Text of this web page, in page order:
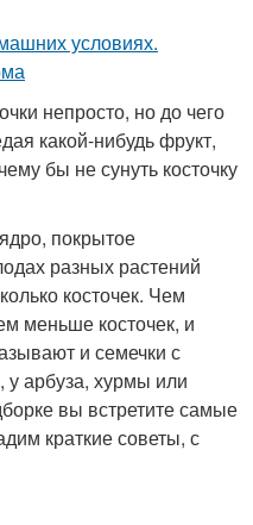
непросто, но до чего
какой-нибудь фрукт,
бы не сунуть косточку
покрытое
разных растений
косточек. Чем
меньше косточек, и
и семечки с
у арбуза, хурмы или
вы встретите самые
краткие советы, с